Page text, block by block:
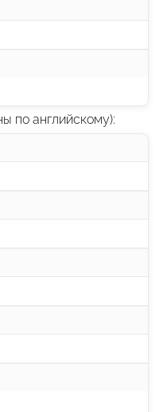
по английскому):